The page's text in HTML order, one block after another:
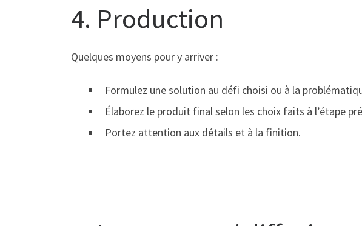
4. Production
Quelques moyens pour y arriver :
Formulez une solution au défi choisi ou à la
Élaborez le produit final selon les choix faits à l’étape
Portez attention aux détails et à la finition.